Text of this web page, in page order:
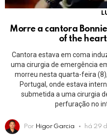
Morre a cantora Bonnie
of the
Cantora estava em coma
uma cirurgia de emergência
morreu nesta quarta-feira
Portugal, onde estava
submetida a uma cirurgia
perfuração no
Por Higor Garcia há 29